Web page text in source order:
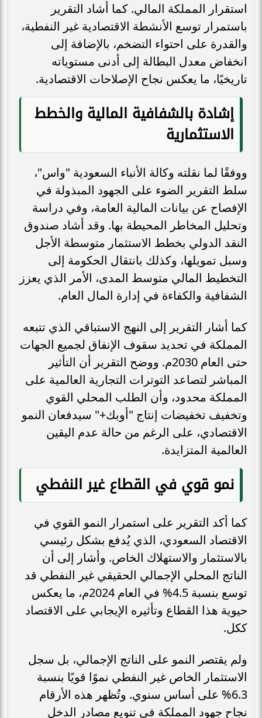
استقرار المملكة المالي. كما أشاد التقرير
باستمرار توسع الأنشطة الاقتصادية غير النفطية،
والقدرة على احتواء التضخم، بالإضافة إلى
انخفاض معدل البطالة إلى أدنى مستوياته
تاريخيًا، ما يعكس نجاح الإصلاحات الاقتصادية.
إشادة بالشفافية المالية والخطط
الاستثمارية
ووفقًا لما نقلته وكالة الأنباء السعودية "واس"،
سلط التقرير الضوء على الجهود المبذولة في
الإفصاح عن بيانات المالية العامة، وفي دراسة
وتحليل المخاطر المحيطة بها. وقد أشاد صندوق
النقد الدولي بخطط الاستثمار متوسطة الأجل
وسبل تمويلها، وكذلك بانتقال الحكومة إلى
التخطيط المالي متوسط المدى، الأمر الذي يعزز
الشفافية والكفاءة في إدارة المال العام.
كما أشار التقرير إلى النهج الاستباقي الذي تتبعه
المملكة في تحديد سقوف الإنفاق لجميع الجهات
حتى العام 2030م. ووضح التقرير أن التأثير
المباشر لتصاعد التوترات التجارية العالمية على
المملكة محدود، وأن الطلب المحلي القوي
وتخفيف تخفيضات إنتاج "أوبك+" سيدفعان النمو
الاقتصادي، على الرغم من حالة عدم اليقين
العالمية المتزايدة.
نمو قوي في القطاع غير النفطي
كما أكد التقرير على استمرار النمو القوي في
الاقتصاد السعودي، الذي يُدفع بشكل رئيسي
بالاستثمار والاستهلاك الخاص. وأشار إلى أن
الناتج المحلي الإجمالي الحقيقي غير النفطي قد
توسع بنسبة 4.5% في العام 2024م، ما يعكس
حيوية هذا القطاع وتأثيره الإيجابي على الاقتصاد
ككل.
ولم يقتصر النمو على الناتج الإجمالي، بل سجل
الاستثمار الخاص غير النفطي نموًا قويًا بنسبة
6.3% على أساس سنوي. وتُظهر هذه الأرقام
نجاح جهود المملكة في تنويع مصادر الدخل